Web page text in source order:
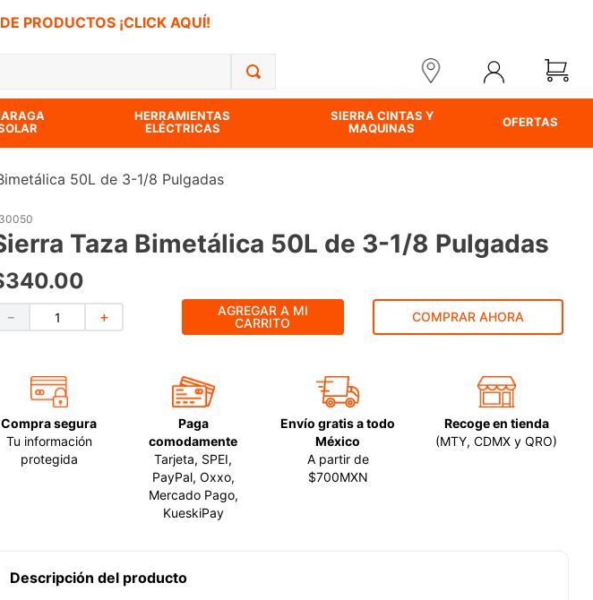
PRODUCTOS ¡CLICK AQUÍ!
HERRAMIENTAS
ELÉCTRICAS
SIERRA CINTAS Y
MAQUINAS
OFERTAS
50L de 3-1/8 Pulgadas
Taza Bimetálica 50L de 3-1/8 Pulgadas
340.00
＋
－
AGREGAR A MI
CARRITO
COMPRAR AHORA
Compra segura
Tu información
protegida
Paga
comodamente
Tarjeta, SPEI,
PayPal, Oxxo,
Mercado Pago,
KueskiPay
Envío gratis a todo
México
A partir de
$700MXN
Recoge en tienda
(MTY, CDMX y QRO)
Descripción del producto